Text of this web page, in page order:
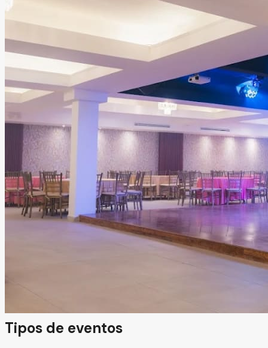
Salones Paso Del Norte
Cd. Juárez, Chihuahua Salón
Información
Salones Paso del Norte es un centro de eventos que
ofrece todo lo necesario para hacer realidad la
celebración que siempre has imaginado. Sus elegantes
instalaciones y su equipo profesional se encargan de
Tipos de eventos